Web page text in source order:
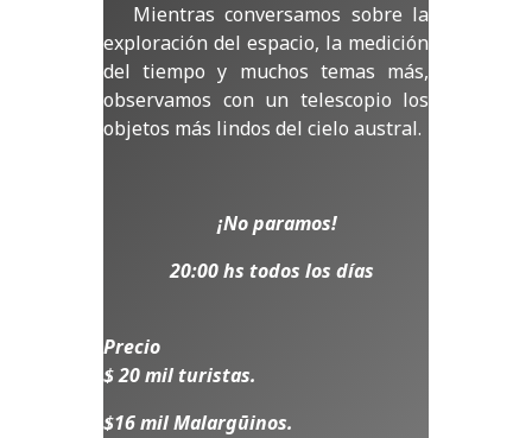
Mientras conversamos sobre la
exploración del espacio, la medición
del tiempo y muchos temas más,
observamos con un telescopio los
objetos más lindos del cielo austral.
¡No paramos!
20:00 hs todos los días
Precio
$ 20 mil turistas.
$16 mil Malargūinos.